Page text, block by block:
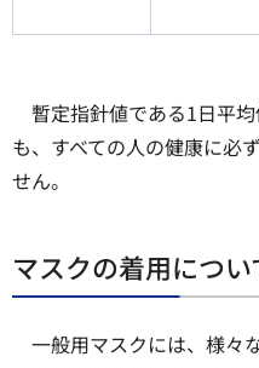
暫定指針値である1日平
も、すべての人の健康に必
せん。
マスクの着用につい
一般用マスクには、様々